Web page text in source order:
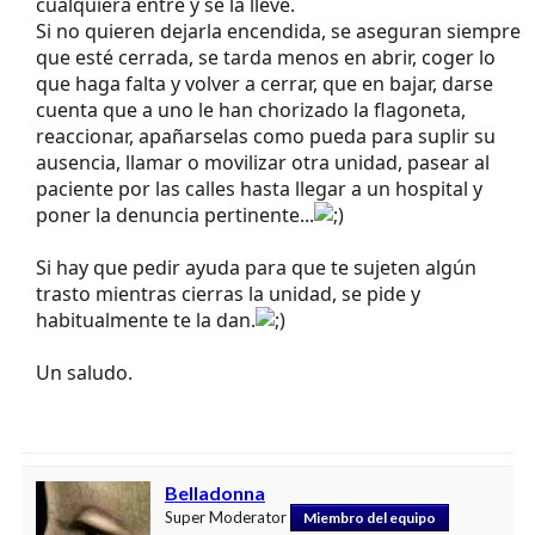
Si no quieren dejarla encendida, se aseguran siempre
que esté cerrada, se tarda menos en abrir, coger lo
que haga falta y volver a cerrar, que en bajar, darse
cuenta que a uno le han chorizado la flagoneta,
reaccionar, apañarselas como pueda para suplir su
ausencia, llamar o movilizar otra unidad, pasear al
paciente por las calles hasta llegar a un hospital y
poner la denuncia pertinente...
Si hay que pedir ayuda para que te sujeten algún
trasto mientras cierras la unidad, se pide y
habitualmente te la dan.
Un saludo.
Belladonna
Super Moderator Miembro del equipo